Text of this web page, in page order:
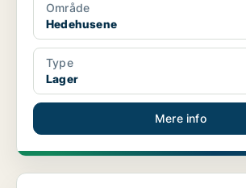
Område
Hedehusene
Type
Lager
Mere info
Lager i Hedehusene